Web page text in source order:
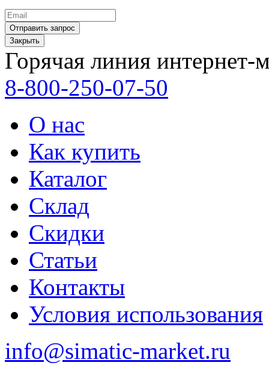
Закрыть
Горячая линия интернет-
8-800-250-07-50
О нас
Как купить
Каталог
Склад
Скидки
Статьи
Контакты
Условия использования
info@simatic-market.ru